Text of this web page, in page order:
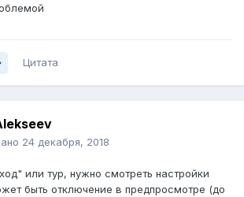
Цитата
24 декабря, 2018
или тур, нужно смотреть настройки
быть отключение в предпросмотре (до